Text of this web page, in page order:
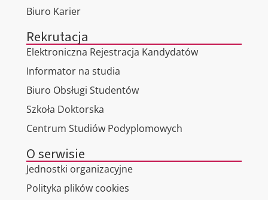
Biuro Karier
Rekrutacja
Elektroniczna Rejestracja Kandydatów
Informator na studia
Biuro Obsługi Studentów
Szkoła Doktorska
Centrum Studiów Podyplomowych
O serwisie
Jednostki organizacyjne
Polityka plików cookies